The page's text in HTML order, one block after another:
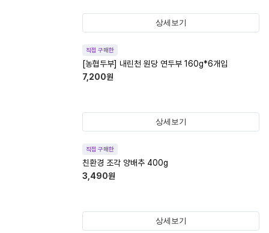
상세보기
직접 구매한
[농협두부] 내린천 원당 연두부 160g*6개입
7,200원
상세보기
직접 구매한
친환경 조각 양배추 400g
3,490원
상세보기